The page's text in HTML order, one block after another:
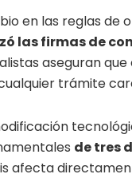
en las reglas de
las firmas de
aseguran
trámite
de tres
afecta